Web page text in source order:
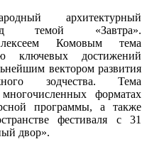
архитектурный
темой «Завтра».
Комовым тема
ключевых достижений
вектором развития
зодчества. Тема
форматах
программы, а также
фестиваля с 31
двор».